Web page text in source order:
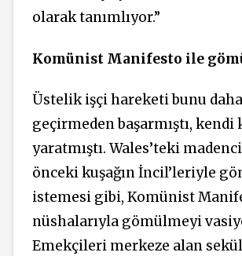
olarak tanımlıyor.”
Komünist Manifesto ile
Üstelik işçi hareketi bunu
geçirmeden başarmıştı,
yaratmıştı. Wales’teki
önceki kuşağın İncil’leriyle
istemesi gibi, Komünist
nüshalarıyla gömülmeyi
Emekçileri merkeze alan